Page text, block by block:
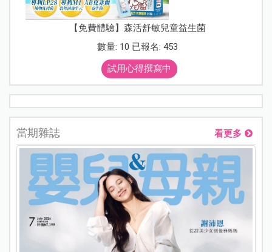
【免費體驗】森活舒敏兒童益生菌
數量: 10 已報名: 453
試用心得撰寫中
當期雜誌 看更多